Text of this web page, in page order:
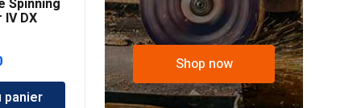
Spinning
DX
panier
Moulinet Shimano
Spheros SW A-8000HG
46,000.00
د.ج
Ajouter au panier
Shop now